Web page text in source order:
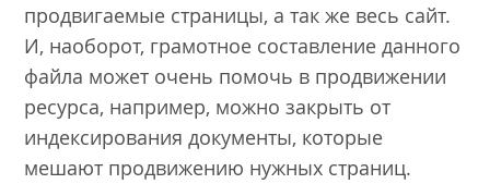
продвигаемые страницы, а так же весь сайт.
И, наоборот, грамотное составление данного
файла может очень помочь в продвижении
ресурса, например, можно закрыть от
индексирования документы, которые
мешают продвижению нужных страниц.